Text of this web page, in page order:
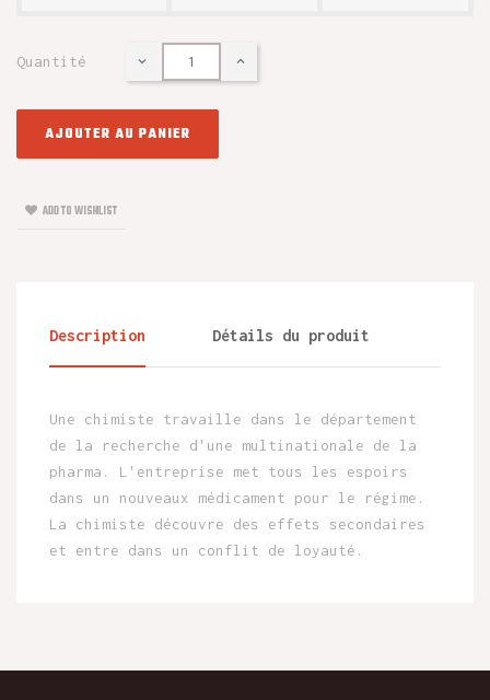
Quantité
AJOUTER AU PANIER
ADD TO WISHLIST
Description Détails du produit
Une chimiste travaille dans le département
de la recherche d'une multinationale de la
pharma. L'entreprise met tous les espoirs
dans un nouveaux médicament pour le régime.
La chimiste découvre des effets secondaires
et entre dans un conflit de loyauté.